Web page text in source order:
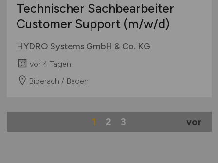
Technischer Sachbearbeiter
Customer Support (m/w/d)
HYDRO Systems GmbH & Co. KG
vor 4 Tagen
Biberach / Baden
1 2 3 vor